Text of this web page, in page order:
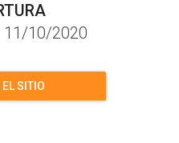
11/10/2020
SITIO